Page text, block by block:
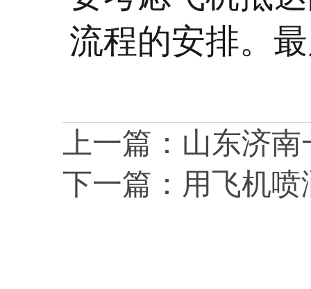
流程的安排。
上一篇： 山东济南
下一篇： 用飞机喷